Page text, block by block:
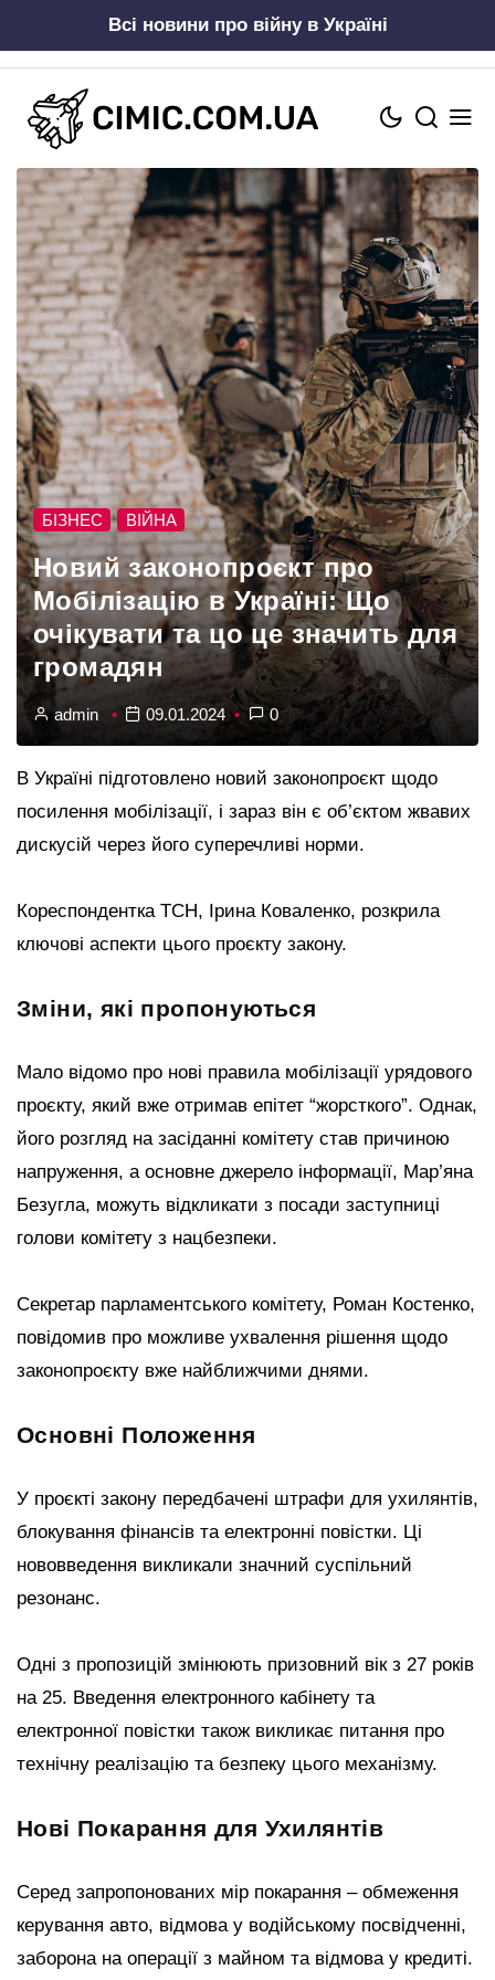
to
Всі новини про війну в Україні
БІЗНЕС ВІЙНА
Новий законопроєкт про
Мобілізацію в Україні: Що
очікувати та цо це значить для
громадян
admin 09.01.2024 0
В Україні підготовлено новий законопроєкт щодо
посилення мобілізації, і зараз він є об’єктом жвавих
дискусій через його суперечливі норми.
Кореспондентка ТСН, Ірина Коваленко, розкрила
ключові аспекти цього проєкту закону.
Зміни, які пропонуються
Мало відомо про нові правила мобілізації урядового
проєкту, який вже отримав епітет “жорсткого”. Однак,
його розгляд на засіданні комітету став причиною
напруження, а основне джерело інформації, Мар’яна
Безугла, можуть відкликати з посади заступниці
голови комітету з нацбезпеки.
Секретар парламентського комітету, Роман Костенко,
повідомив про можливе ухвалення рішення щодо
законопроєкту вже найближчими днями.
Основні Положення
У проєкті закону передбачені штрафи для ухилянтів,
блокування фінансів та електронні повістки. Ці
нововведення викликали значний суспільний
резонанс.
Одні з пропозицій змінюють призовний вік з 27 років
на 25. Введення електронного кабінету та
електронної повістки також викликає питання про
технічну реалізацію та безпеку цього механізму.
Нові Покарання для Ухилянтів
Серед запропонованих мір покарання – обмеження
керування авто, відмова у водійському посвідченні,
заборона на операції з майном та відмова у кредиті.